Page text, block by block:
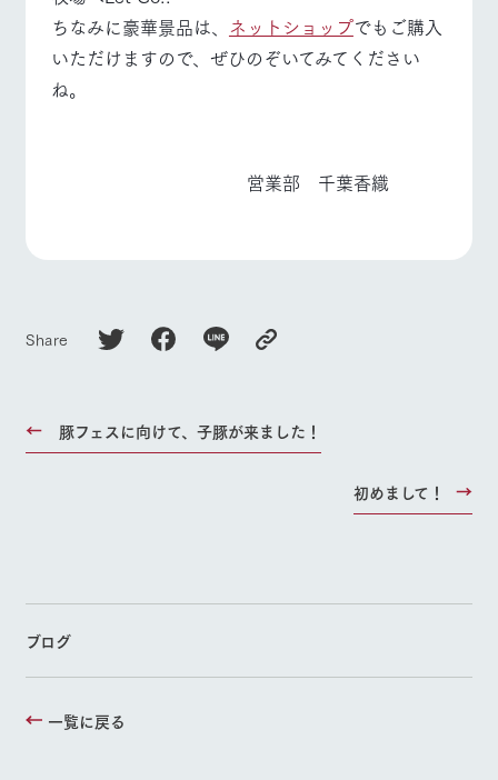
ちなみに豪華景品は、 ネットショップでもご購入
いただけますので、ぜひのぞいてみてください
ね。
営業部 千葉香織
Share
豚フェスに向けて、子豚が来ました！
初めまして！
ブログ
一覧に戻る